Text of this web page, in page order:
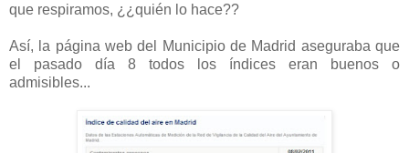
que respiramos, ¿¿quién lo hace??
Así, la página web del Municipio de Madrid aseguraba que
el pasado día 8 todos los índices eran buenos o
admisibles...